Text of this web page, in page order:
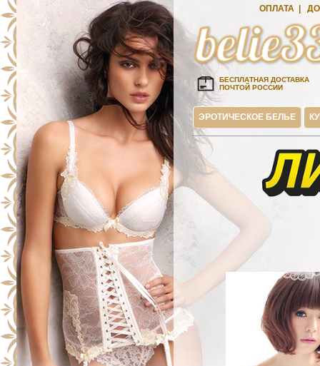
ОПЛАТА
БЕСПЛАТНАЯ ДОСТАВКА
ПОЧТОЙ РОССИИ
ЭРОТИЧЕСКОЕ БЕЛЬЕ